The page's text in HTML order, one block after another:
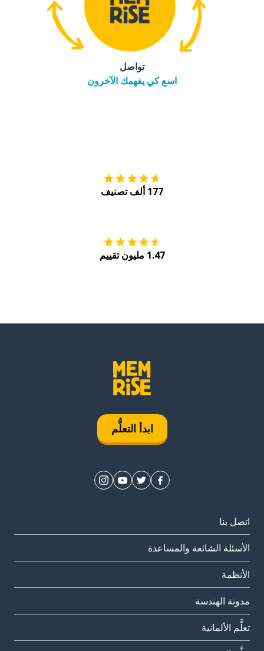
تواصل
اسع كي يفهمك الآخرون
177 ألف تصنيف
1.47 مليون تقييم
ابدأ التعلُّم
اتصل بنا
الأسئلة الشائعة والمساعدة
الأنظمة
مدونة الهندسة
تعلَّم الألمانية